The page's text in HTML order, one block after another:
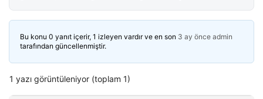
Bu konu 0 yanıt içerir, 1 izleyen vardır ve en son 3 ay önce admin
tarafından güncellenmiştir.
1 yazı görüntüleniyor (toplam 1)